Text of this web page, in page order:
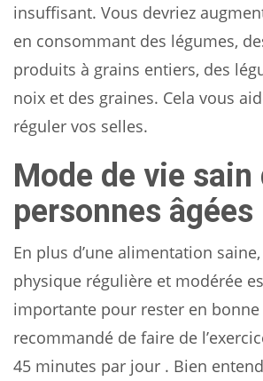
insuffisant. Vous devriez
en consommant des légumes,
produits à grains entiers, des
noix et des graines. Cela vous
réguler vos selles.
Mode de vie sain
personnes âgées
En plus d’une alimentation
physique régulière et modérée
importante pour rester en bonne
recommandé de faire de
45 minutes par jour . Bien